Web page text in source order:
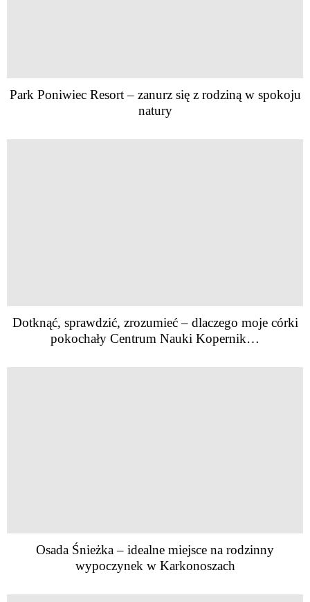
Park Poniwiec Resort – zanurz się z rodziną w spokoju
natury
Dotknąć, sprawdzić, zrozumieć – dlaczego moje córki
pokochały Centrum Nauki Kopernik…
Osada Śnieżka – idealne miejsce na rodzinny
wypoczynek w Karkonoszach